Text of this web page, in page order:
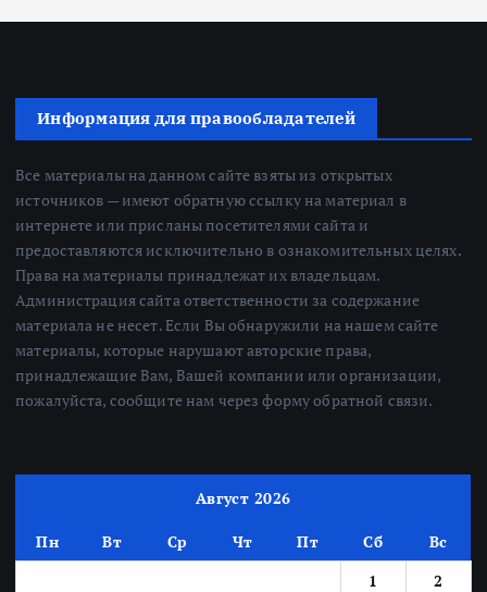
Информация для правообладателей
Все материалы на данном сайте взяты из открытых
источников — имеют обратную ссылку на материал в
интернете или присланы посетителями сайта и
предоставляются исключительно в ознакомительных целях.
Права на материалы принадлежат их владельцам.
Администрация сайта ответственности за содержание
материала не несет. Если Вы обнаружили на нашем сайте
материалы, которые нарушают авторские права,
принадлежащие Вам, Вашей компании или организации,
пожалуйста, сообщите нам через форму обратной связи.
Август 2026
Пн Вт Ср Чт Пт Сб
Вс
1
2